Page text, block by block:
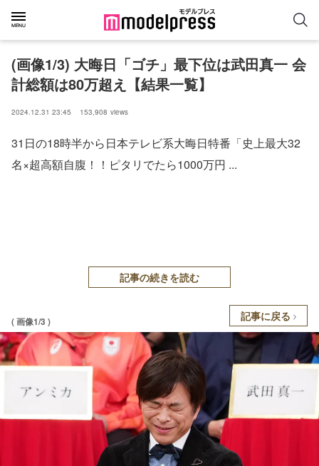
(画像1/3) 大晦日「ゴチ」最下位は武田真一 会
計総額は80万超え【結果一覧】
2024.12.31 23:45 153,908 views
31日の18時半から日本テレビ系大晦日特番「史上最大32
名×超高額自腹！！ピタリでたら1000万円 ...
記事の続きを読む
( 画像1/3 ) 記事に戻る